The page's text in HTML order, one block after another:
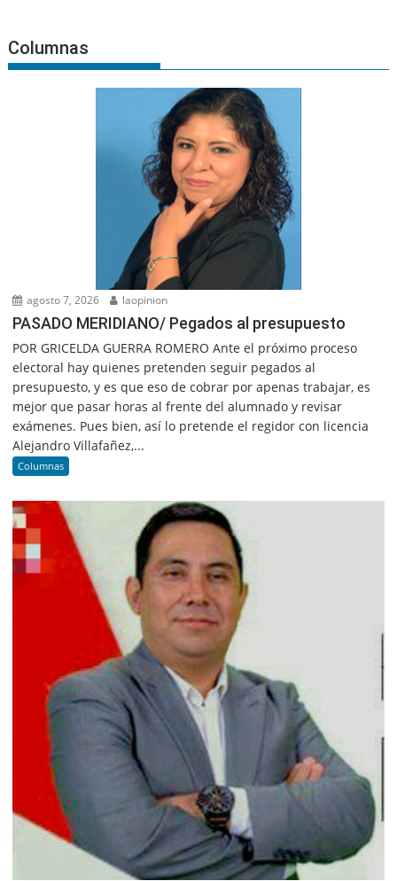
Columnas
agosto 7, 2026 laopinion
PASADO MERIDIANO/ Pegados al presupuesto
POR GRICELDA GUERRA ROMERO Ante el próximo proceso
electoral hay quienes pretenden seguir pegados al
presupuesto, y es que eso de cobrar por apenas trabajar, es
mejor que pasar horas al frente del alumnado y revisar
exámenes. Pues bien, así lo pretende el regidor con licencia
Alejandro Villafañez,...
Columnas